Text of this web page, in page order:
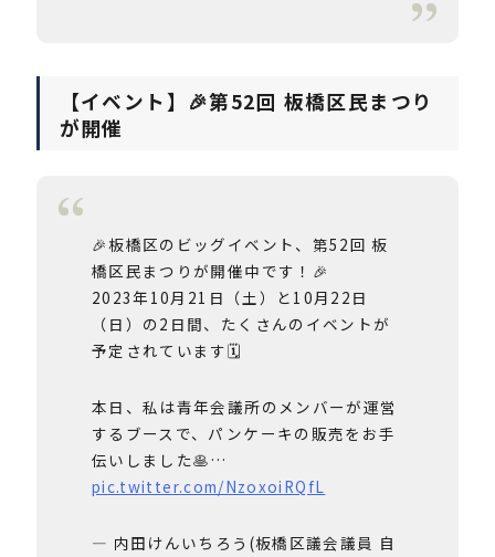
【イベント】🎉第52回 板橋区民まつり
が開催
🎉板橋区のビッグイベント、第52回 板
橋区民まつりが開催中です！🎉
2023年10月21日（土）と10月22日
（日）の2日間、たくさんのイベントが
予定されています🗓️
本日、私は青年会議所のメンバーが運営
するブースで、パンケーキの販売をお手
伝いしました🥞…
pic.twitter.com/NzoxoiRQfL
— 内田けんいちろう(板橋区議会議員 自